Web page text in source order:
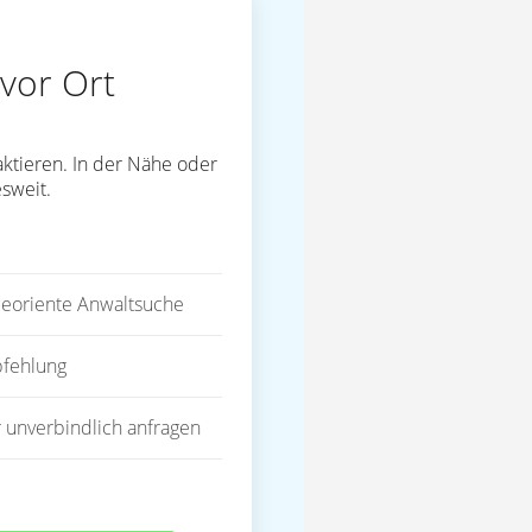
Ort
In der Nähe oder
Anwaltsuche
anfragen